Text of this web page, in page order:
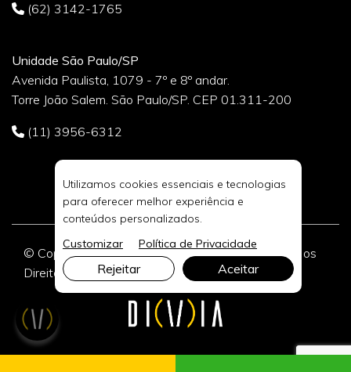
(62) 3142-1765
Unidade São Paulo/SP
Avenida Paulista, 1079 - 7º e 8º andar.
Torre João Salem. São Paulo/SP. CEP 01.311-200
(11) 3956-6312
© Copyright 2026 DIVIA Marketing Digital. Todos os
Direitos Reservados.
Utilizamos cookies essenciais e tecnologias
para oferecer melhor experiência e
conteúdos personalizados.
Customizar
Política de Privacidade
Rejeitar Aceitar